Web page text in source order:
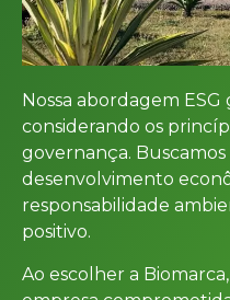
Nossa abordagem ESG
considerando os
governança.
desenvolvimento
responsabilidade
positivo.
Ao escolher a